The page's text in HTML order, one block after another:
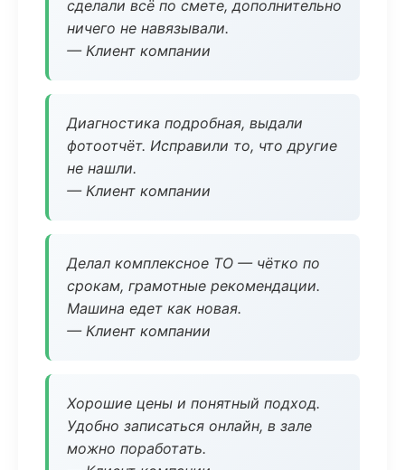
сделали всё по смете, дополнительно
ничего не навязывали.
— Клиент компании
Диагностика подробная, выдали
фотоотчёт. Исправили то, что другие
не нашли.
— Клиент компании
Делал комплексное ТО — чётко по
срокам, грамотные рекомендации.
Машина едет как новая.
— Клиент компании
Хорошие цены и понятный подход.
Удобно записаться онлайн, в зале
можно поработать.